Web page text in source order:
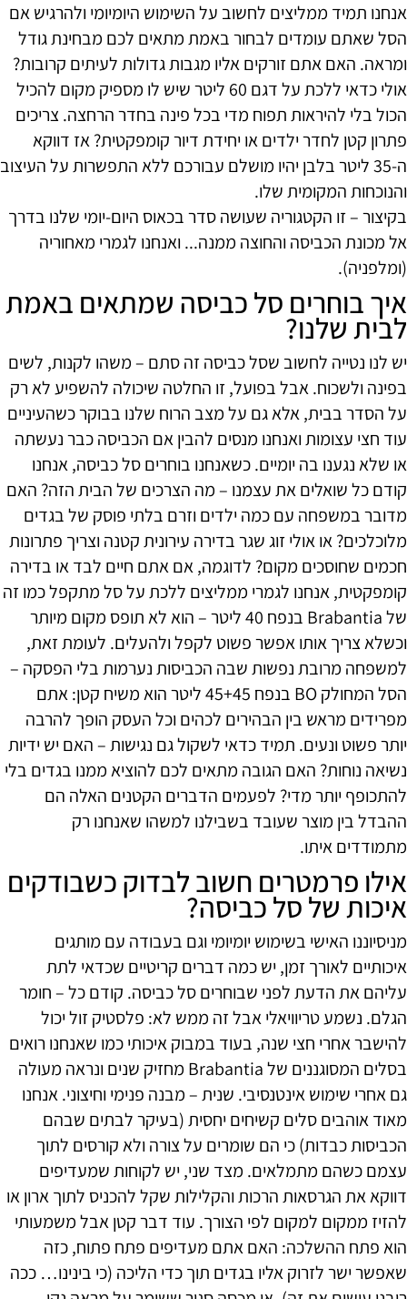
אנחנו תמיד ממליצים לחשוב על השימוש היומיומי ולהרגיש אם
הסל שאתם עומדים לבחור באמת מתאים לכם מבחינת גודל
ומראה. האם אתם זורקים אליו מגבות גדולות לעיתים קרובות?
אולי כדאי ללכת על דגם 60 ליטר שיש לו מספיק מקום להכיל
הכול בלי להיראות תפוח מדי בכל פינה בחדר הרחצה. צריכים
פתרון קטן לחדר ילדים או יחידת דיור קומפקטית? אז דווקא
ה-35 ליטר בלבן יהיו מושלם עבורכם ללא התפשרות על העיצוב
והנוכחות המקומית שלו.
בקיצור – זו הקטגוריה שעושה סדר בכאוס היום-יומי שלנו בדרך
אל מכונת הכביסה והחוצה ממנה... ואנחנו לגמרי מאחוריה
(ומלפניה).
איך בוחרים סל כביסה שמתאים באמת
לבית שלנו?
יש לנו נטייה לחשוב שסל כביסה זה סתם – משהו לקנות, לשים
בפינה ולשכוח. אבל בפועל, זו החלטה שיכולה להשפיע לא רק
על הסדר בבית, אלא גם על מצב הרוח שלנו בבוקר כשהעיניים
עוד חצי עצומות ואנחנו מנסים להבין אם הכביסה כבר נעשתה
או שלא נגענו בה יומיים. כשאנחנו בוחרים סל כביסה, אנחנו
קודם כל שואלים את עצמנו – מה הצרכים של הבית הזה? האם
מדובר במשפחה עם כמה ילדים וזרם בלתי פוסק של בגדים
מלוכלכים? או אולי זוג שגר בדירה עירונית קטנה וצריך פתרונות
חכמים שחוסכים מקום? לדוגמה, אם אתם חיים לבד או בדירה
קומפקטית, אנחנו לגמרי ממליצים ללכת על סל מתקפל כמו זה
של Brabantia בנפח 40 ליטר – הוא לא תופס מקום מיותר
וכשלא צריך אותו אפשר פשוט לקפל ולהעלים. לעומת זאת,
למשפחה מרובת נפשות שבה הכביסות נערמות בלי הפסקה –
הסל המחולק BO בנפח 45+45 ליטר הוא משיח קטן: אתם
מפרידים מראש בין הבהירים לכהים וכל העסק הופך להרבה
יותר פשוט ונעים. תמיד כדאי לשקול גם נגישות – האם יש ידיות
נשיאה נוחות? האם הגובה מתאים לכם להוציא ממנו בגדים בלי
להתכופף יותר מדי? לפעמים הדברים הקטנים האלה הם
ההבדל בין מוצר שעובד בשבילנו למשהו שאנחנו רק
מתמודדים איתו.
אילו פרמטרים חשוב לבדוק כשבודקים
איכות של סל כביסה?
מניסיוננו האישי בשימוש יומיומי וגם בעבודה עם מותגים
איכותיים לאורך זמן, יש כמה דברים קריטיים שכדאי לתת
עליהם את הדעת לפני שבוחרים סל כביסה. קודם כל – חומר
הגלם. נשמע טריוויאלי אבל זה ממש לא: פלסטיק זול יכול
להישבר אחרי חצי שנה, בעוד במבוק איכותי כמו שאנחנו רואים
בסלים המסוגננים של Brabantia מחזיק שנים ונראה מעולה
גם אחרי שימוש אינטנסיבי. שנית – מבנה פנימי וחיצוני. אנחנו
מאוד אוהבים סלים קשיחים יחסית (בעיקר לבתים שבהם
הכביסות כבדות) כי הם שומרים על צורה ולא קורסים לתוך
עצמם כשהם מתמלאים. מצד שני, יש לקוחות שמעדיפים
דווקא את הגרסאות הרכות והקלילות שקל להכניס לתוך ארון או
להזיז ממקום למקום לפי הצורך. עוד דבר קטן אבל משמעותי
הוא פתח ההשלכה: האם אתם מעדיפים פתח פתוח, כזה
שאפשר ישר לזרוק אליו בגדים תוך כדי הליכה (כי בינינו… ככה